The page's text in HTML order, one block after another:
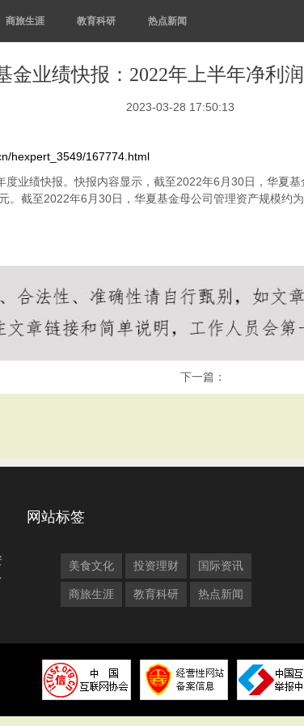
商旅生涯 教育科研 热点新闻
金业绩快报：2022年上半年净利
2023-03-28 17:50:13
hexpert_3549/167774.html
绩快报。快报内容显示，截至2022年6月30日，华夏
截至2022年6月30日，华夏基金母公司管理资产规模约为
下一篇：
网站标签
美食文化 投资理财 国际资讯
商旅生涯 教育科研 热点新闻